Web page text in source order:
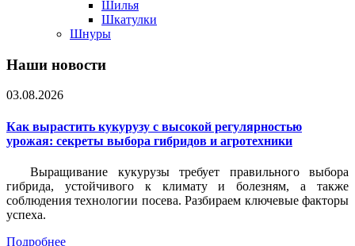
Шилья
Шкатулки
Шнуры
Наши новости
03.08.2026
Как вырастить кукурузу с высокой регулярностью
урожая: секреты выбора гибридов и агротехники
Выращивание кукурузы требует правильного выбора
гибрида, устойчивого к климату и болезням, а также
соблюдения технологии посева. Разбираем ключевые факторы
успеха.
Подробнее